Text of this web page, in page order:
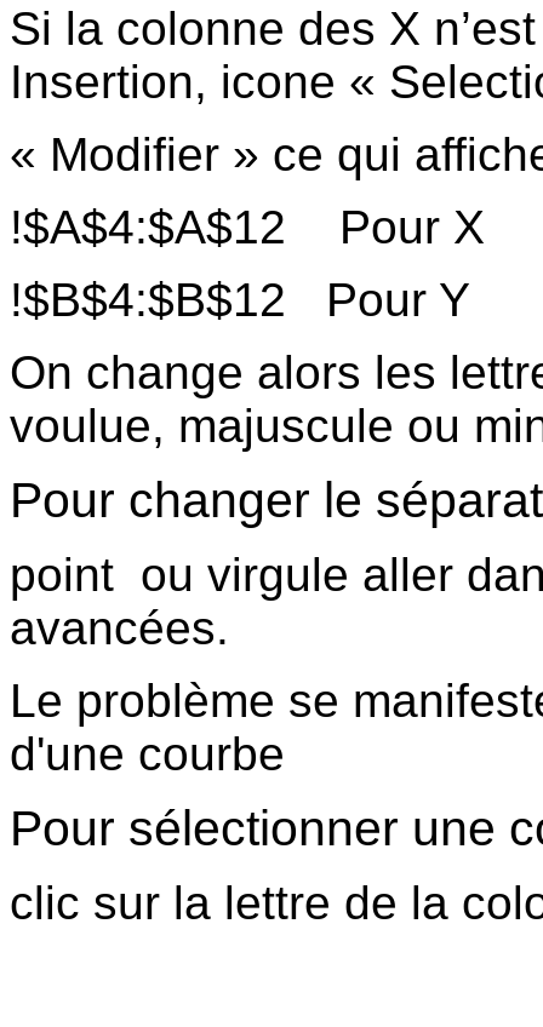
Si la colonne des X
Insertion, icone «
« Modifier » ce qui
!$A$4:$A$12
Pour X
!$B$4:$B$12
Pour Y
On change alors les
voulue, majuscule ou
Pour changer le
point ou virgule aller
avancées.
Le problème se
d'une courbe
Pour sélectionner une
clic sur la lettre de la